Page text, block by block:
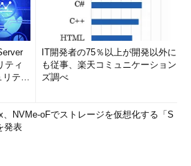
ティ
リティ
IT開発者の75％以上が開発以外に
も従事、楽天コミュニケーション
ズ調べ
、NVMe-oFでストレージを仮想化する「S
発表